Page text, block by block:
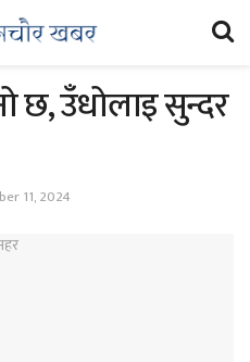
छ, उँधोलाइ सुन्दर
11, 2024